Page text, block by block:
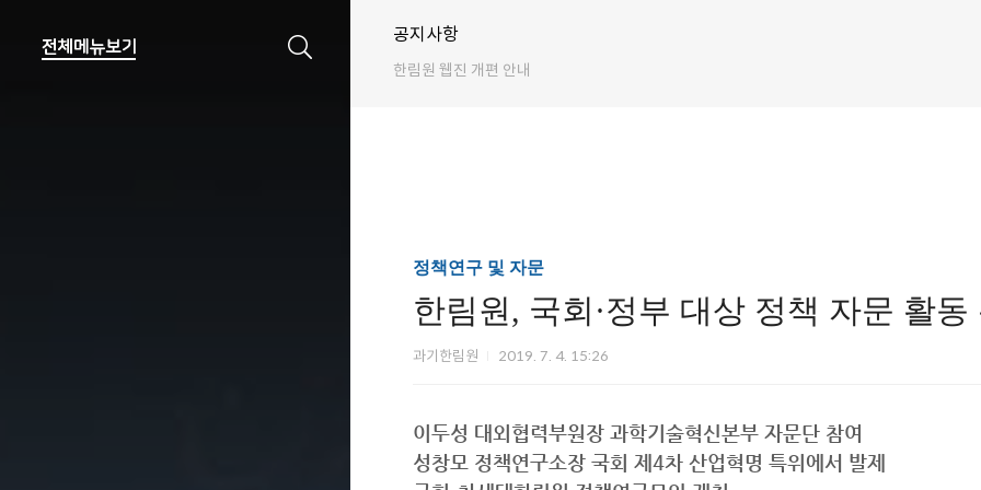
공지사항
한림원 웹진 개편 안내
정책연구 및 자문
한림원, 국회·정부 대상 정책 자문 활동
과기한림원 2019. 7. 4. 15:26
이두성 대외협력부원장 과학기술혁신본부 자문단 참여
성창모 정책연구소장 국회 제4차 산업혁명 특위에서 발제